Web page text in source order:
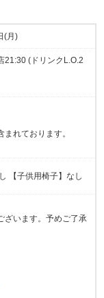
(月)
(ドリンクL.O.2
れております。
【子供用椅子】なし
ざいます。予めご了承